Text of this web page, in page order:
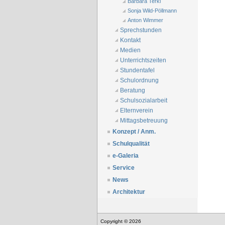
Barbara Terkl
Sonja Wild-Pöllmann
Anton Wimmer
Sprechstunden
Kontakt
Medien
Unterrichtszeiten
Stundentafel
Schulordnung
Beratung
Schulsozialarbeit
Elternverein
Mittagsbetreuung
Konzept / Anm.
Schulqualität
e-Galeria
Service
News
Architektur
Copyright © 2026